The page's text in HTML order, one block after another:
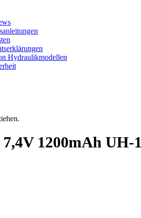
Hydraulikmodellen
1200mAh UH-